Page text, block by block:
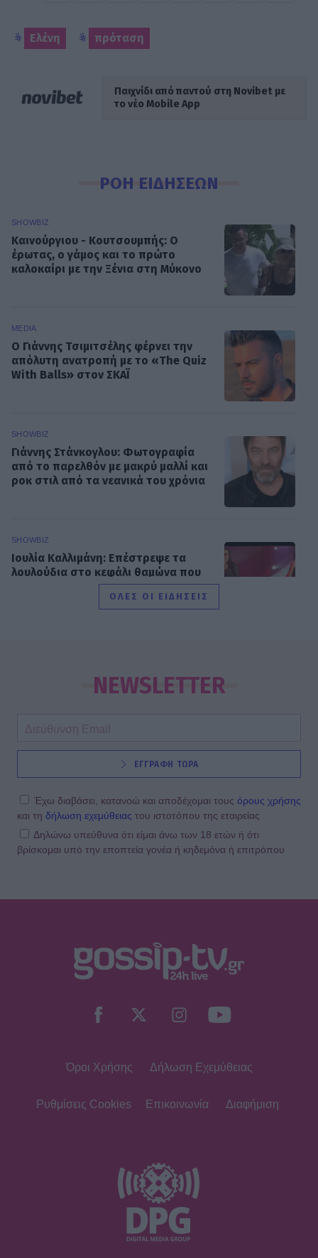
Ελένη πρόταση
Παιχνίδι από παντού στη Novibet με
το νέο Mobile App
ΡΟΗ ΕΙΔΗΣΕΩΝ
SHOWBIZ
Καινούργιου - Κουτσουμπής: Ο
έρωτας, ο γάμος και το πρώτο
καλοκαίρι με την Ξένια στη Μύκονο
MEDIA
Ο Γιάννης Τσιμιτσέλης φέρνει την
απόλυτη ανατροπή με το «The Quiz
With Balls» στον ΣΚΑΪ
SHOWBIZ
Γιάννης Στάνκογλου: Φωτογραφία
από το παρελθόν με μακρύ μαλλί και
ροκ στιλ από τα νεανικά του χρόνια
SHOWBIZ
Ιουλία Καλλιμάνη: Επέστρεψε τα
λουλούδια στο κεφάλι θαμώνα που
την πέτυχε στο πρόσωπο
νάζι στις τροπικές παραλίες των
SHOWBIZ
Σίσσυ Χρηστίδου: Γέλια μέχρι
MEDIA
ποια σειρά θα τη δούμε
Ρία Ελληνίδου: Ποζάρει με μαγιό
φωτιές στο Instagram!
Αθηνάς New York - Μετά το
Μιχάλης Λεβεντογιάννης - Μιχαήλ
Ταμπακάκης: Σμίγουν ξανά
τηλεοπτικά στη νέα σειρά «Χαμένα
ΟΛΕΣ ΟΙ ΕΙΔΗΣΕΙΣ
NEWSLETTER
ΕΓΓΡΑΦΗ ΤΩΡΑ
Έχω διαβάσει, κατανοώ και αποδέχομαι τους όρους χρήσης
και τη δήλωση εχεμύθειας του ιστοτόπου της εταιρείας
Δηλώνω υπεύθυνα ότι είμαι άνω των 18 ετών ή ότι
βρίσκομαι υπό την εποπτεία γονέα ή κηδεμόνα ή επιτρόπου
Όροι Χρήσης Δήλωση Εχεμύθειας
Ρυθμίσεις Cookies Επικοινωνία Διαφήμιση